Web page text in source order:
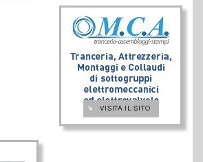
➔ VISITA IL SITO